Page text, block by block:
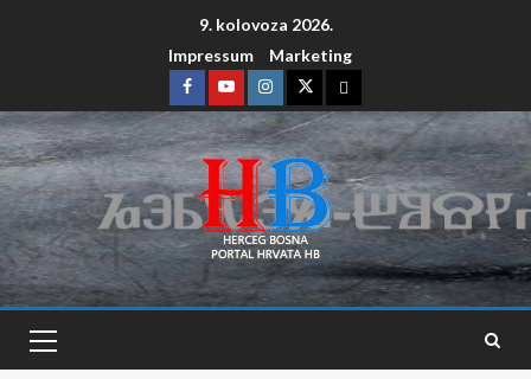
9. kolovoza 2026.
Impressum
Marketing